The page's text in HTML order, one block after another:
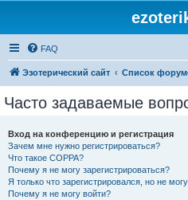
FAQ
Эзотерический сайт Список
Часто задаваемые
Вход на конференцию и регистрация
Зачем мне нужно регистрироваться?
Что такое COPPA?
Почему я не могу зарегистрироваться?
Я только что зарегистрировался, но не
Почему я не могу войти?